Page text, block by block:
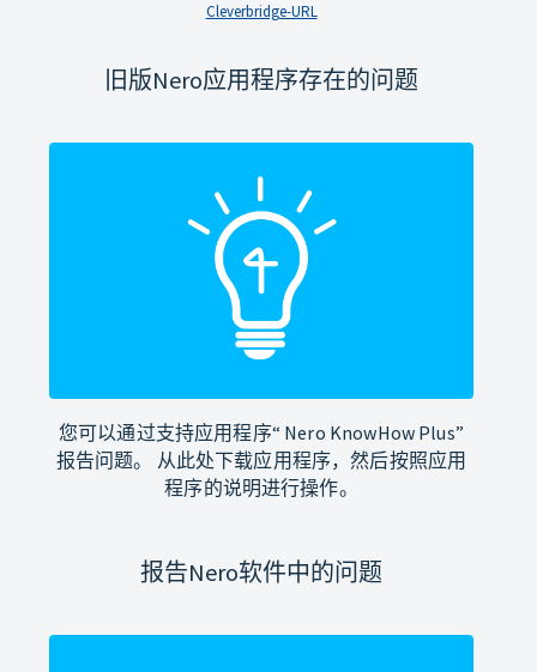
Cleverbridge-URL
旧版Nero应用程序存在的问题
您可以通过支持应用程序“ Nero KnowHow Plus”
报告问题。 从此处下载应用程序，然后按照应用
程序的说明进行操作。
报告Nero软件中的问题